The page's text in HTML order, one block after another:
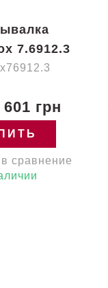
7.6912.3
601 грн
сравнение